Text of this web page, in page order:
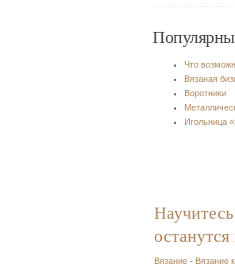
Что
Вязаная
Воротники
Игольница
Вязание - Вязание